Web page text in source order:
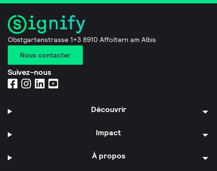
Obstgartenstrasse 1+3 8910 Affoltern am Albis
Nous contacter
Suivez-nous
Découvrir
Impact
À propos